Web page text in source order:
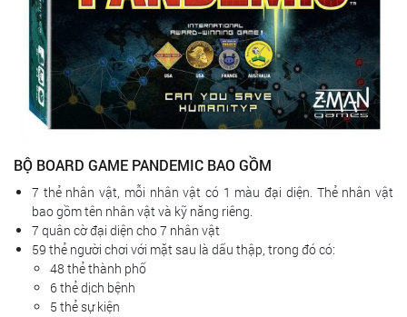
BỘ BOARD GAME PANDEMIC BAO GỒM
7 thẻ nhân vật, mỗi nhân vật có 1 màu đại diện. Thẻ nhân vật
bao gồm tên nhân vật và kỹ năng riêng.
7 quân cờ đại diện cho 7 nhân vật
59 thẻ người chơi với mặt sau là dấu thập, trong đó có:
48 thẻ thành phố
6 thẻ dịch bệnh
5 thẻ sự kiện